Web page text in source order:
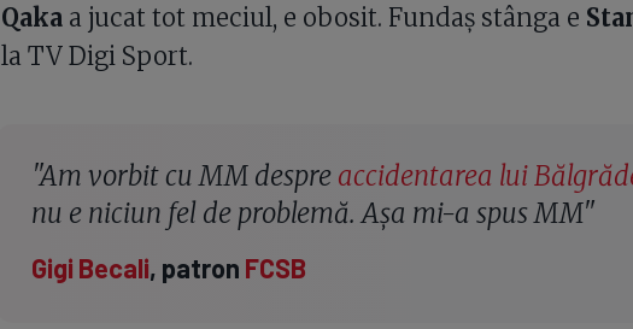
Qakaa jucat tot meciul, e obosit. Fundaș stânga e
la TV Digi Sport.
"Am vorbit cu MM despre accidentarea lui
nu e niciun fel de problemă. Așa mi-a spus MM"
Gigi Becali, patron FCSB